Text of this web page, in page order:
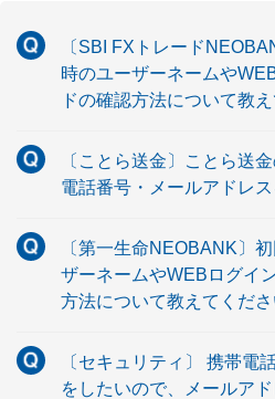
〔SBI FXトレード
時のユーザーネームや
ドの確認方法について教え
〔ことら送金〕ことら送
電話番号・メールアドレス
〔第一生命NEOBANK〕
ザーネームやWEBログイ
方法について教えてくださ
〔セキュリティ〕 携帯電
をしたいので、メールア